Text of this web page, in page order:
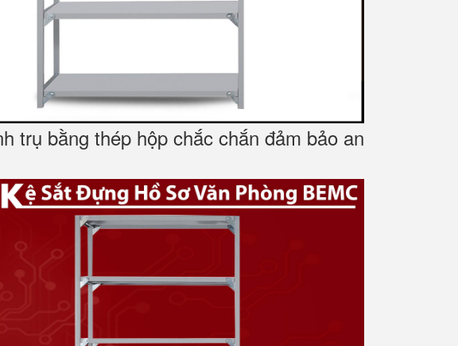
trụ bằng thép hộp chắc chắn đảm bảo an